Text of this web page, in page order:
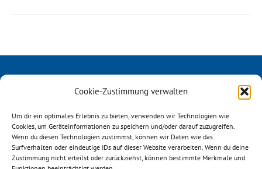
Cookie-Zustimmung verwalten
Um dir ein optimales Erlebnis zu bieten, verwenden wir Technologien wie
Cookies, um Geräteinformationen zu speichern und/oder darauf zuzugreifen.
Wenn du diesen Technologien zustimmst, können wir Daten wie das
Surfverhalten oder eindeutige IDs auf dieser Website verarbeiten. Wenn du deine
Zustimmung nicht erteilst oder zurückziehst, können bestimmte Merkmale und
Österreichischer ReiseVerband
Mechelgasse 1/3